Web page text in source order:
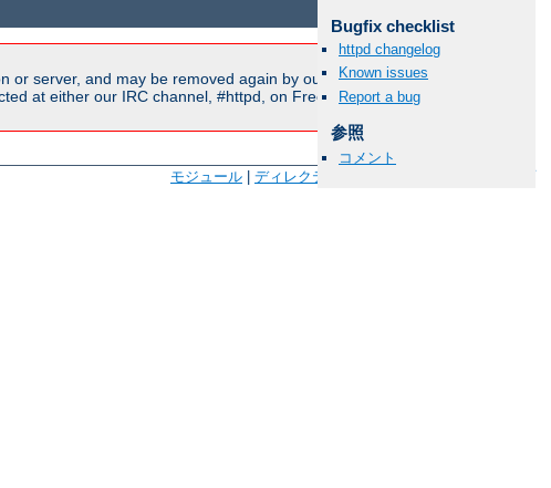
Bugfix checklist
httpd changelog
Known issues
Report a bug
参照
コメント
server, and may be removed again by our moderators if they are
at either our IRC channel, #httpd, on Freenode, or sent to our
モジュール ディレクティブ